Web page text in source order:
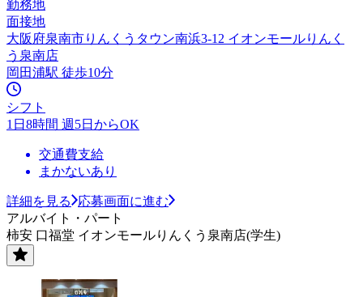
勤務地
面接地
大阪府泉南市りんくうタウン南浜3-12 イオンモールりんく
う泉南店
岡田浦駅 徒歩10分
シフト
1日8時間 週5日からOK
交通費支給
まかないあり
詳細を見る
応募画面に進む
アルバイト・パート
柿安 口福堂 イオンモールりんくう泉南店(学生)